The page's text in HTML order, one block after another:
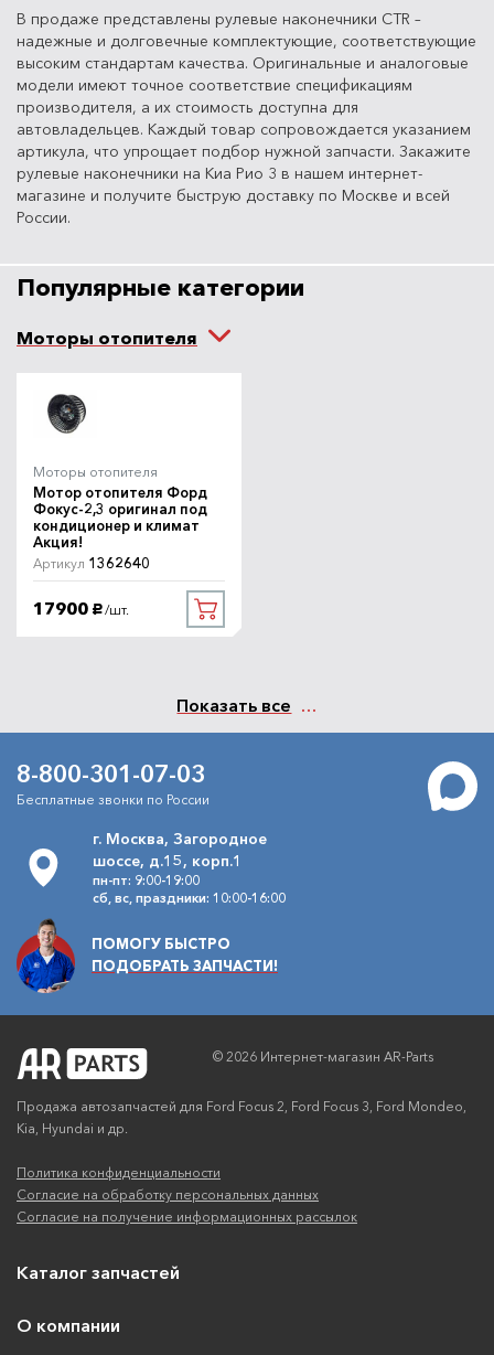
В продаже представлены рулевые наконечники CTR –
надежные и долговечные комплектующие, соответствующие
высоким стандартам качества. Оригинальные и аналоговые
модели имеют точное соответствие спецификациям
производителя, а их стоимость доступна для
автовладельцев. Каждый товар сопровождается указанием
артикула, что упрощает подбор нужной запчасти. Закажите
рулевые наконечники на Киа Рио 3 в нашем интернет-
магазине и получите быструю доставку по Москве и всей
России.
Популярные категории
Моторы отопителя
Моторы отопителя
Мотор отопителя Форд
Фокус-2,3 оригинал под
кондиционер и климат
Акция!
Артикул 1362640
17900 руб. /шт.
Показать все
8-800-301-07-03
Бесплатные звонки по России
г. Москва, Загородное
шоссе, д.15, корп.1
пн-пт: 9:00-19:00
сб, вс, праздники: 10:00-16:00
ПОМОГУ БЫСТРО
ПОДОБРАТЬ ЗАПЧАСТИ!
© 2026 Интернет-магазин AR-Parts
Продажа автозапчастей для Ford Focus 2, Ford Focus 3, Ford Mondeo,
Kia, Hyundai и др.
Политика конфиденциальности
Согласие на обработку персональных данных
Согласие на получение информационных рассылок
Каталог запчастей
О компании